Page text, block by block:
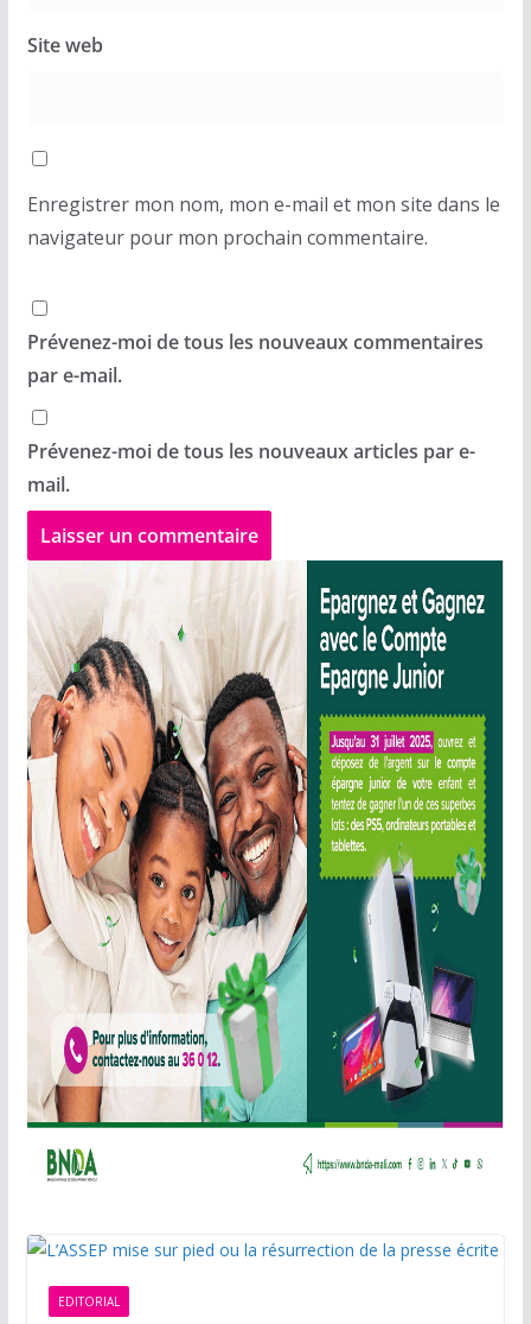
Site web
Enregistrer mon nom, mon e-mail et mon site dans le
navigateur pour mon prochain commentaire.
Prévenez-moi de tous les nouveaux commentaires
par e-mail.
Prévenez-moi de tous les nouveaux articles par e-
mail.
EDITORIAL